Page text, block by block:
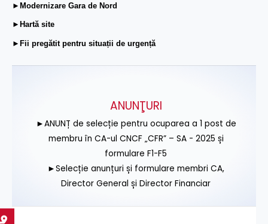
►Modernizare Gara de Nord
►Hartă site
►Fii pregătit pentru situații de urgență
ANUNŢURI
►ANUNȚ de selecție pentru ocuparea a 1 post de
membru în CA-ul CNCF „CFR” – SA - 2025 și
formulare F1-F5
►Selecție anunțuri și formulare membri CA,
Director General și Director Financiar